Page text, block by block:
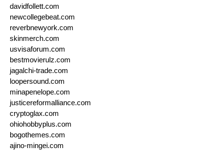
davidfollett.com
newcollegebeat.com
reverbnewyork.com
skinmerch.com
usvisaforum.com
bestmovierulz.com
jagalchi-trade.com
loopersound.com
minapenelope.com
justicereformalliance.com
cryptoglax.com
ohiohobbyplus.com
bogothemes.com
ajino-mingei.com